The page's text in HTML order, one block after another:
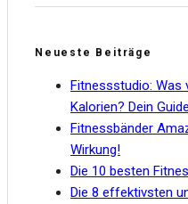
Neueste Beiträge
Fitnessstudio: Was
Kalorien? Dein
Fitnessbänder
Wirkung!
Die 10 besten
Die 8 effektivsten